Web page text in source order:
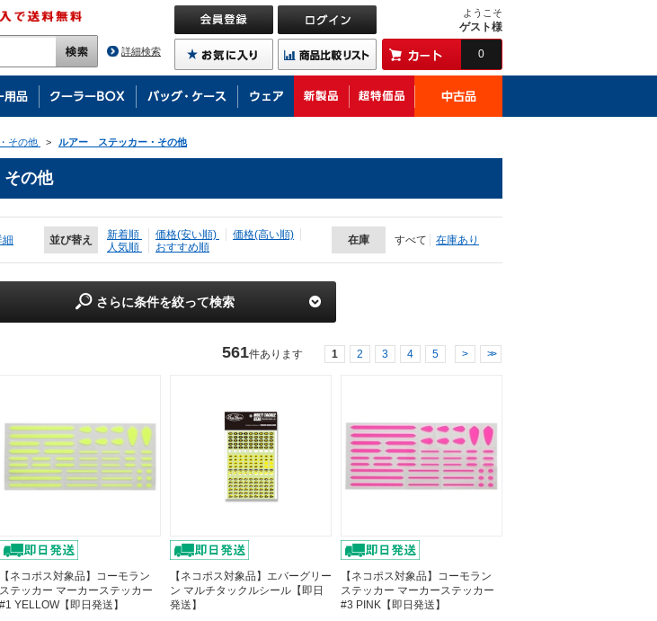
詳細検索
ようこそ
ゲスト様
0
その他 > ルアー ステッカー・その他
の他
細 並び替え 新着順 価格(安い順)
価格(高い順)
人気順
おすすめ順
在庫 すべて 在庫あり
さらに条件を絞って検索
561件あります 1 2 3 4 5 > >>
【ネコポス対象品】コーモラン
ステッカー マーカーステッカー
#1 YELLOW【即日発送】
【ネコポス対象品】エバーグリー
ン マルチタックルシール【即日
発送】
【ネコポス対象品】コーモラン
ステッカー マーカーステッカー
#3 PINK【即日発送】